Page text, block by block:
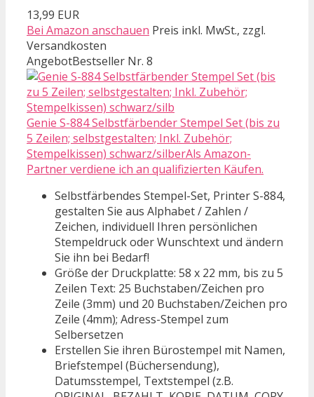
13,99 EUR
Bei Amazon anschauen Preis inkl. MwSt., zzgl.
Versandkosten
AngebotBestseller Nr. 8
Genie S-884 Selbstfärbender Stempel Set (bis zu
5 Zeilen; selbstgestalten; Inkl. Zubehör;
Stempelkissen) schwarz/silberAls Amazon-
Partner verdiene ich an qualifizierten Käufen.
Selbstfärbendes Stempel-Set, Printer S-884,
gestalten Sie aus Alphabet / Zahlen /
Zeichen, individuell Ihren persönlichen
Stempeldruck oder Wunschtext und ändern
Sie ihn bei Bedarf!
Größe der Druckplatte: 58 x 22 mm, bis zu 5
Zeilen Text: 25 Buchstaben/Zeichen pro
Zeile (3mm) und 20 Buchstaben/Zeichen pro
Zeile (4mm); Adress-Stempel zum
Selbersetzen
Erstellen Sie ihren Bürostempel mit Namen,
Briefstempel (Büchersendung),
Datumsstempel, Textstempel (z.B.